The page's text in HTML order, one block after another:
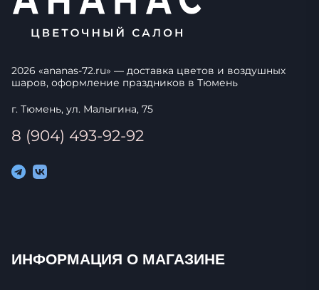
2026 «ananas-72.ru» — доставка цветов и воздушных
шаров, оформление праздников в Тюмень
г. Тюмень, ул. Малыгина, 75
8 (904) 493-92-92
ИНФОРМАЦИЯ О МАГАЗИНЕ